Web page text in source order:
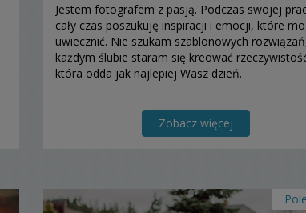
Jestem fotografem z pasją. Podczas swojej
cały czas poszukuję inspiracji i emocji, które
uwiecznić. Nie szukam szablonowych
każdym ślubie staram się kreować
która odda jak najlepiej Wasz dzień.
Zobacz więcej